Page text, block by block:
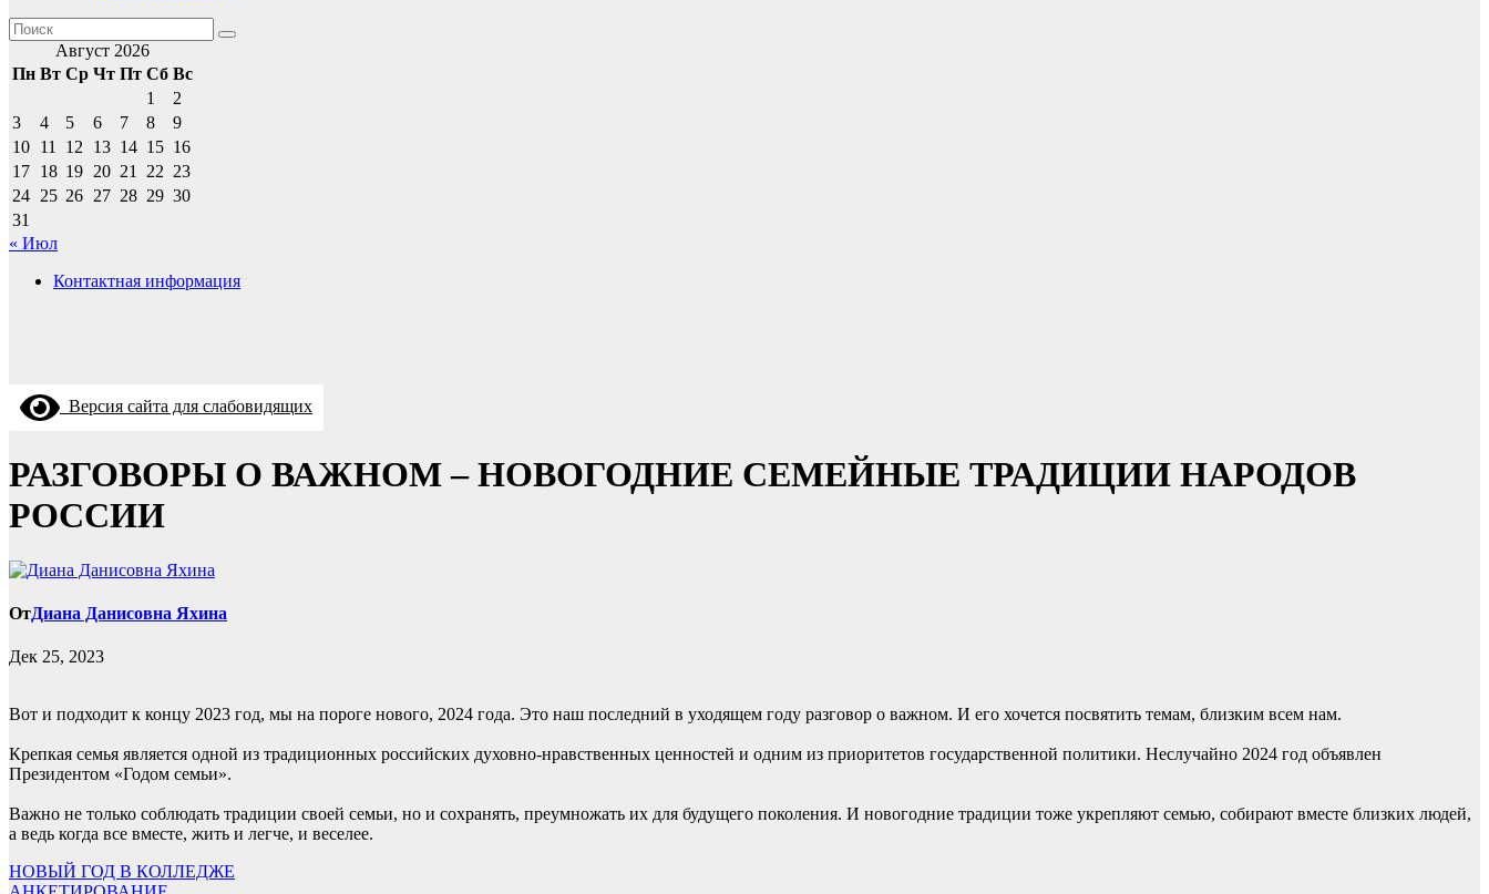
Август 2026
Пн Вт Ср Чт Пт Сб Вс
1
2
3
4 5 6 7 8
9
10 11 12 13 14 15 16
17 18 19 20 21 22 23
24 25 26 27 28 29 30
31
« Июл
Контактная информация
Версия сайта для слабовидящих
РАЗГОВОРЫ О ВАЖНОМ – НОВОГОДНИЕ СЕМЕЙНЫЕ ТРАДИЦИИ НАРОДОВ
РОССИИ
ОтДиана Данисовна Яхина
Дек 25, 2023
Вот и подходит к концу 2023 год, мы на пороге нового, 2024 года. Это наш последний в уходящем году разговор о важном. И его хочется посвятить темам, близким всем нам.
Крепкая семья является одной из традиционных российских духовно-нравственных ценностей и одним из приоритетов государственной политики. Неслучайно 2024 год объявлен
Президентом «Годом семьи».
Важно не только соблюдать традиции своей семьи, но и сохранять, преумножать их для будущего поколения. И новогодние традиции тоже укрепляют семью, собирают вместе близких людей,
а ведь когда все вместе, жить и легче, и веселее.
Навигация
НОВЫЙ ГОД В КОЛЛЕДЖЕ